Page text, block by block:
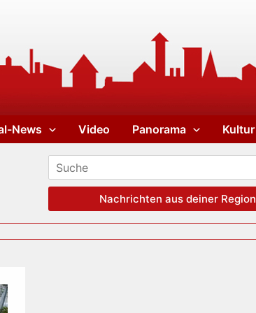
News Video Panorama Kultur
Nachrichten aus deiner Region